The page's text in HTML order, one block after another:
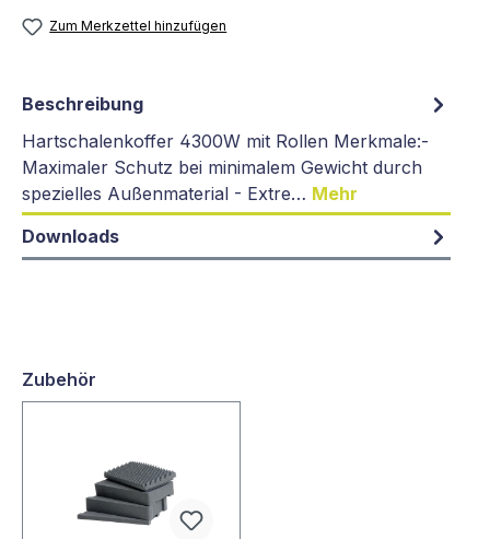
Zum Merkzettel hinzufügen
Beschreibung
Hartschalenkoffer 4300W mit Rollen Merkmale:-
Maximaler Schutz bei minimalem Gewicht durch
spezielles Außenmaterial - Extre… Mehr
Downloads
Zubehör